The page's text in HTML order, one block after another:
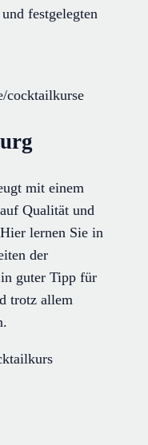
festgelegten
cocktailkurse
mit einem
Qualität und
lernen Sie in
der
guter Tipp für
trotz allem